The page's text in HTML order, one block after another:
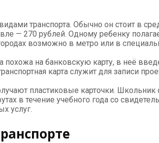
транспорта. Обычно он стоит в
— 270 рублей. Одному ребенку
возможно в метро или в
похожа на банковскую карту, в неё
карта служит для записи
пластиковые карточки. Школьник
в течение учебного года со
услуг.